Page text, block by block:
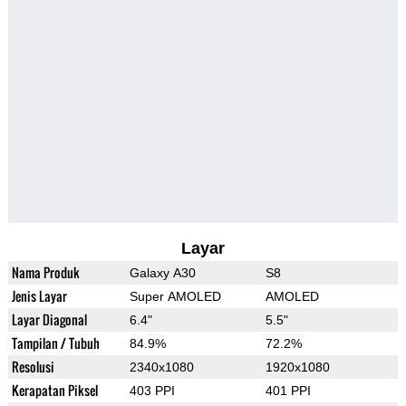
Layar
Nama Produk Galaxy A30 S8
Jenis Layar Super AMOLED AMOLED
Layar Diagonal 6.4" 5.5"
Tampilan / Tubuh 84.9% 72.2%
Resolusi 2340x1080 1920x1080
Kerapatan Piksel 403 PPI 401 PPI